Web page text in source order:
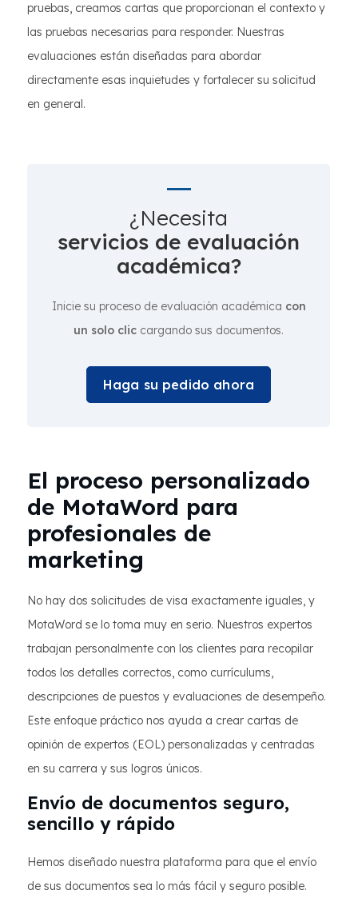
pruebas, creamos cartas que proporcionan el contexto y
las pruebas necesarias para responder. Nuestras
evaluaciones están diseñadas para abordar
directamente esas inquietudes y fortalecer su solicitud
en general.
¿Necesita
servicios de evaluación
académica?
Inicie su proceso de evaluación académica con
un solo clic cargando sus documentos.
Haga su pedido ahora
El proceso personalizado
de MotaWord para
profesionales de
marketing
No hay dos solicitudes de visa exactamente iguales, y
MotaWord se lo toma muy en serio. Nuestros expertos
trabajan personalmente con los clientes para recopilar
todos los detalles correctos, como currículums,
descripciones de puestos y evaluaciones de desempeño.
Este enfoque práctico nos ayuda a crear cartas de
opinión de expertos (EOL) personalizadas y centradas
en su carrera y sus logros únicos.
Envío de documentos seguro,
sencillo y rápido
Hemos diseñado nuestra plataforma para que el envío
de sus documentos sea lo más fácil y seguro posible.